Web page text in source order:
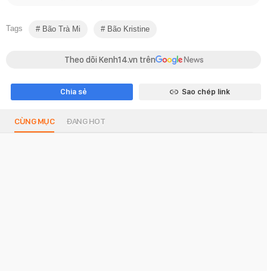
Tags Bão Trà Mi Bão Kristine
Theo dõi Kenh14.vn trên
Chia sẻ Sao chép link
CÙNG MỤC ĐANG HOT